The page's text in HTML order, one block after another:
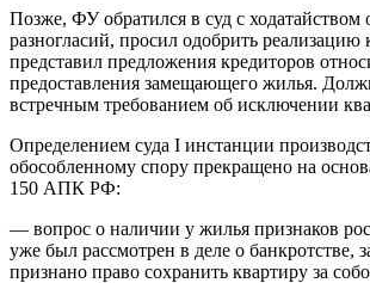
Позже, ФУ обратился в суд с ходатайством
разногласий, просил одобрить реализацию
представил предложения кредиторов
предоставления замещающего жилья.
встречным требованием об исключении
Определением суда I инстанции
обособленному спору прекращено на
150 АПК РФ:
— вопрос о наличии у жилья признаков
уже был рассмотрен в деле о банкротстве,
признано право сохранить квартиру за